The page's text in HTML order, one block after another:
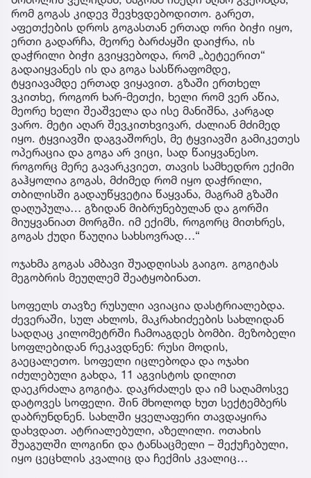
რომ გოგას კიდევ შევხვდებოდითო. გარეთ,
აფეთქების დროს გოგასთან ერთად ორი ბიჭი იყო,
ერთი გადარჩა, მეორე ბარძაყში დაიჭრა, ის
დაჭრილი ბიჭი გვიყვებოდა, რომ „ბეტეერით“
გადაიყვანეს ის და გოგა სასწრაფომდე,
ტყვიავამდე ერთად ვიყავით. გზაში ერთხელ
ვკითხე, როგორ ხარ-მეთქი, ხელი რომ ვერ აწია,
მეორე ხელი შეაშველა და ისე მანიშნა, კარგად
ვარო. მეტი აღარ შევკითხვივარ, ძალიან მძიმედ
იყო. ტყვიავში დაგვაშორეს, მე ტყვიავში გამიკეთეს
ოპერაცია და გოგა არ ვიცი, სად წაიყვანესო.
როგორც მერე გავარკვიეთ, თავის სამხედრო ექიმი
გაჰყოლია გოგას, მძიმედ რომ იყო დაჭრილი,
თბილისში გადაუწყვეტია წაყვანა, მაგრამ გზაში
დაღუპულა… გზიდან მიბრუნებულან და გორში
მიუყვანიათ მორგში. იმ ექიმს, როგორც მითხრეს,
გოგას ქუდი წაუღია სახსოვრად…“
ოჯახმა გოგას ამბავი შუადღისას გაიგო. გოგიტას
მეგობრის მეუღლემ შეატყობინათ.
სოფელს თავზე რუსული ავიაცია დასტრიალებდა.
ძევერაში, სულ ახლოს, მაკრახიძეების სახლიდან
სადღაც კილომეტრში ჩამოაგდეს ბომბი. მეზობელი
სოფლებიდან რეკავდნენ: რუსი მოდის,
გაეცალეთო. სოფელი იცლებოდა და ოჯახი
იძულებული გახდა, 11 აგვისტოს დილით
დაეკრძალა გოგიტა. დაკრძალეს და იმ საღამოსვე
დატოვეს სოფელი. შინ მხოლოდ ხუთ სექტემბერს
დაბრუნდნენ. სახლში ყველაფერი თავდაყირა
დახვდათ. ატრიალებული, აზელილი. ოთახის
შუაგულში ლოგინი და ტანსაცმელი – შექუჩებული,
იყო ცეცხლის კვალიც და ჩექმის კვალიც…